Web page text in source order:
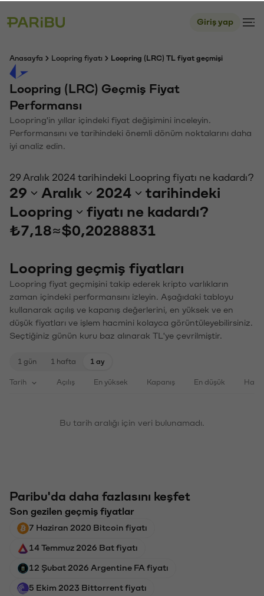
Giriş yap
Anasayfa Loopring fiyatı Loopring (LRC) TL fiyat geçmişi
Loopring (LRC) Geçmiş Fiyat
Performansı
Loopring'in yıllar içindeki fiyat değişimini inceleyin.
Performansını ve tarihindeki önemli dönüm noktalarını daha
iyi analiz edin.
29 Aralık 2024 tarihindeki Loopring fiyatı ne kadardı?
29 Aralık 2024
tarihindeki
Loopring
fiyatı ne kadardı?
₺7,18≈$0,20288831
Loopring geçmiş fiyatları
Loopring fiyat geçmişini takip ederek kripto varlıkların
zaman içindeki performansını izleyin. Aşağıdaki tabloyu
kullanarak açılış ve kapanış değerlerini, en yüksek ve en
düşük fiyatları ve işlem hacmini kolayca görüntüleyebilirsiniz.
Seçtiğiniz günün kuru baz alınarak TL'ye çevrilmiştir.
1 gün 1 hafta 1 ay
Tarih Açılış En yüksek Kapanış En düşük
Bu tarih aralığı için veri bulunamadı.
Paribu'da daha fazlasını keşfet
Son gezilen geçmiş fiyatlar
7 Haziran 2020 Bitcoin fiyatı
14 Temmuz 2026 Bat fiyatı
12 Şubat 2026 Argentine FA fiyatı
5 Ekim 2023 Bittorrent fiyatı